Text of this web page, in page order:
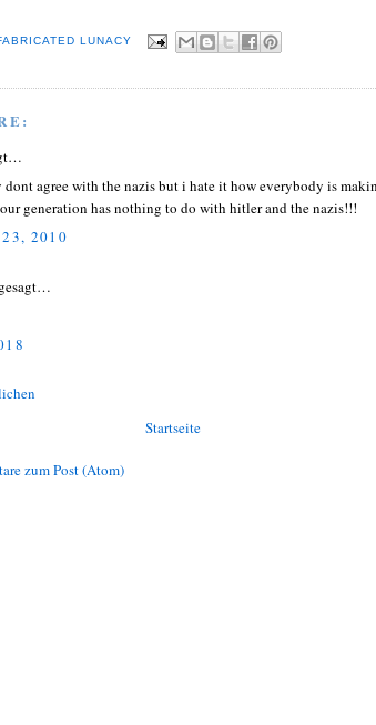
LUNACY
agree with the nazis but i hate it how everybody is
generation has nothing to do with hitler and the nazis!!!
2010
Startseite
zum Post (Atom)